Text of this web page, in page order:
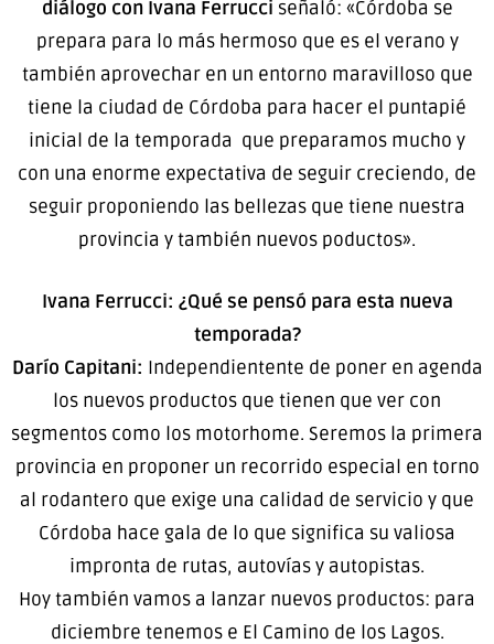
diálogo con Ivana Ferrucci señaló: «Córdoba se
prepara para lo más hermoso que es el verano y
también aprovechar en un entorno maravilloso que
tiene la ciudad de Córdoba para hacer el puntapié
inicial de la temporada que preparamos mucho y
con una enorme expectativa de seguir creciendo, de
seguir proponiendo las bellezas que tiene nuestra
provincia y también nuevos poductos».
Ivana Ferrucci: ¿Qué se pensó para esta nueva
temporada?
Darío Capitani: Independientente de poner en agenda
los nuevos productos que tienen que ver con
segmentos como los motorhome. Seremos la primera
provincia en proponer un recorrido especial en torno
al rodantero que exige una calidad de servicio y que
Córdoba hace gala de lo que significa su valiosa
impronta de rutas, autovías y autopistas.
Hoy también vamos a lanzar nuevos productos: para
diciembre tenemos e El Camino de los Lagos.